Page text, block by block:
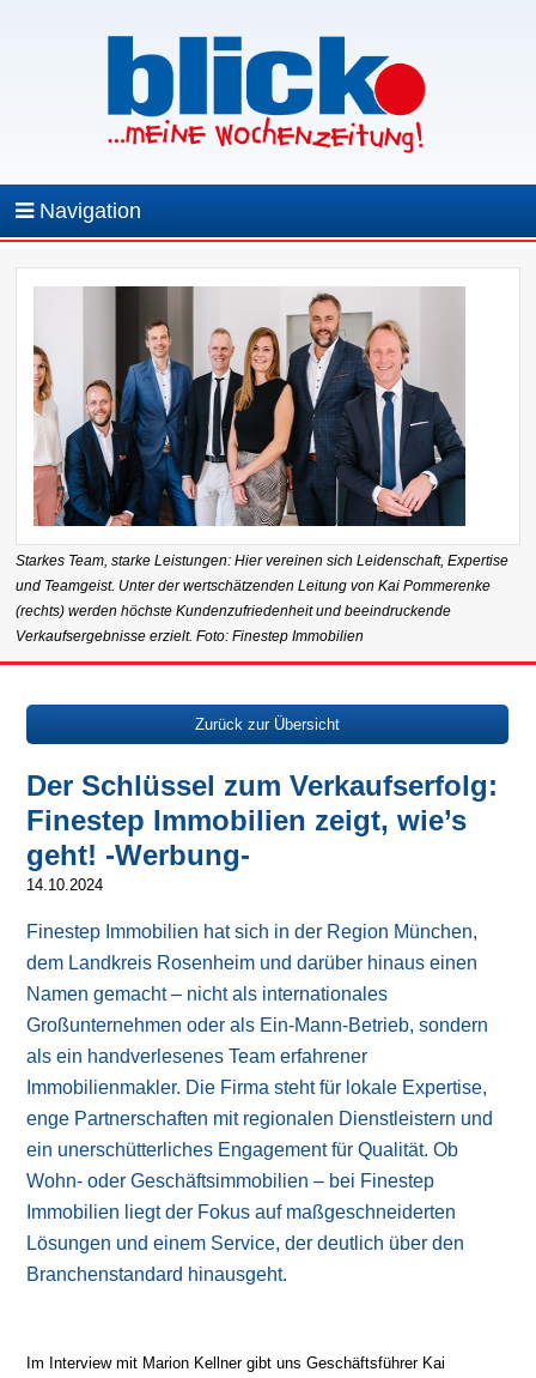
Navigation
Starkes Team, starke Leistungen: Hier vereinen sich Leidenschaft, Expertise
und Teamgeist. Unter der wertschätzenden Leitung von Kai Pommerenke
(rechts) werden höchste Kundenzufriedenheit und beeindruckende
Verkaufsergebnisse erzielt. Foto: Finestep Immobilien
Zurück zur Übersicht
Der Schlüssel zum Verkaufserfolg:
Finestep Immobilien zeigt, wie’s
geht! -Werbung-
14.10.2024
Finestep Immobilien hat sich in der Region München,
dem Landkreis Rosenheim und darüber hinaus einen
Namen gemacht – nicht als internationales
Großunternehmen oder als Ein-Mann-Betrieb, sondern
als ein handverlesenes Team erfahrener
Immobilienmakler. Die Firma steht für lokale Expertise,
enge Partnerschaften mit regionalen Dienstleistern und
ein unerschütterliches Engagement für Qualität. Ob
Wohn- oder Geschäftsimmobilien – bei Finestep
Immobilien liegt der Fokus auf maßgeschneiderten
Lösungen und einem Service, der deutlich über den
Branchenstandard hinausgeht.
Im Interview mit Marion Kellner gibt uns Geschäftsführer Kai